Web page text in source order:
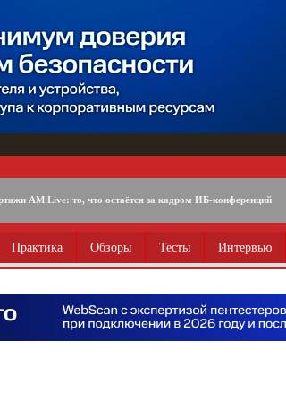
AM Live: то, что остаётся за кадром ИБ-конференций
Практика Обзоры Тесты Интервью